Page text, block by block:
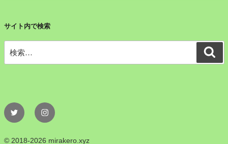
サイト内で検索
索:
Twitter Instagram
© 2018-2026 mirakero.xyz